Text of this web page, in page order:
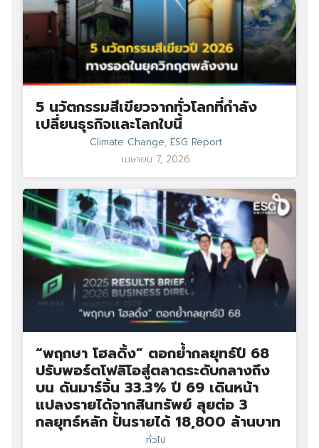
5 นวัตกรรมสีเขียวจากทั่วโลกที่กำลัง
เปลี่ยนธุรกิจและโลกใบนี้
Climate Change, ESG Report
เมษายน 7, 2026
“พฤกษา โฮลดิ้ง” ตอกย้ำกลยุทธ์ปี 68
ปรับพอร์ตโฟลิโอสู่ตลาดระดับกลางถึง
บน ดันมาร์จิ้น 33.3% ปี 69 เดินหน้า
แปลงรายได้จากสินทรัพย์ ลุยต่อ 3
กลยุทธ์หลัก ปั้นรายได้ 18,800 ล้านบาท
ทั่วไป